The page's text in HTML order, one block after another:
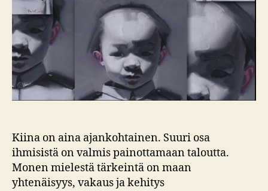
Kiina on aina ajankohtainen. Suuri osa
ihmisistä on valmis painottamaan taloutta.
Monen mielestä tärkeintä on maan
yhtenäisyys, vakaus ja kehitys